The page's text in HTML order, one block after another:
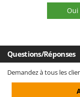
Oui
Questions/Réponses
Demandez à tous les